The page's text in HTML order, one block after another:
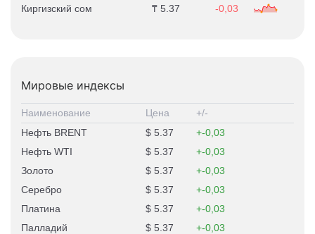
Киргизский сом
5.37 -0,03
Мировые индексы
Наименование Цена
+/-
Нефть BRENT
5.37
-0,03
Нефть WTI
5.37
-0,03
Золото
5.37
-0,03
Серебро
5.37
-0,03
Платина
5.37
-0,03
Палладий
5.37 -0,03